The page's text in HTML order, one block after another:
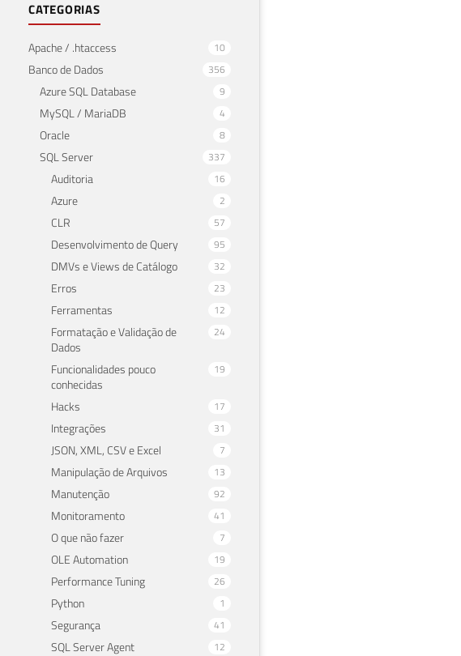
CATEGORIAS
Apache / .htaccess 10
Banco de Dados 356
Azure SQL Database 9
MySQL / MariaDB 4
Oracle 8
SQL Server 337
Auditoria 16
Azure 2
CLR 57
Desenvolvimento de Query 95
DMVs e Views de Catálogo 32
Erros 23
Ferramentas 12
Formatação e Validação de
Dados
24
Funcionalidades pouco
conhecidas
19
Hacks 17
Integrações 31
JSON, XML, CSV e Excel 7
Manipulação de Arquivos 13
Manutenção 92
Monitoramento 41
O que não fazer 7
OLE Automation 19
Performance Tuning 26
Python 1
Segurança 41
SQL Server Agent 12